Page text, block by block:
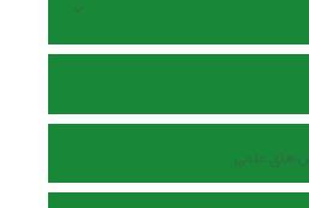
های علمی